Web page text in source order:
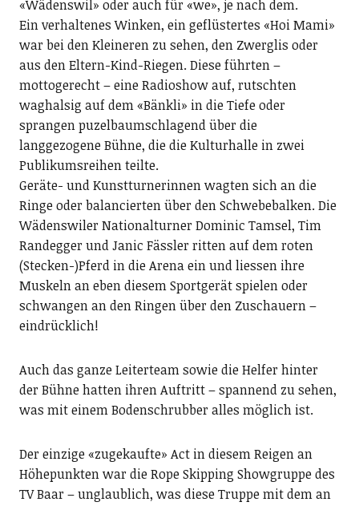
«Wädenswil» oder auch für «we», je nach dem.
Ein verhaltenes Winken, ein geflüstertes «Hoi Mami»
war bei den Kleineren zu sehen, den Zwerglis oder
aus den Eltern-Kind-Riegen. Diese führten –
mottogerecht – eine Radioshow auf, rutschten
waghalsig auf dem «Bänkli» in die Tiefe oder
sprangen puzelbaumschlagend über die
langgezogene Bühne, die die Kulturhalle in zwei
Publikumsreihen teilte.
Geräte- und Kunstturnerinnen wagten sich an die
Ringe oder balancierten über den Schwebebalken. Die
Wädenswiler Nationalturner Dominic Tamsel, Tim
Randegger und Janic Fässler ritten auf dem roten
(Stecken-)Pferd in die Arena ein und liessen ihre
Muskeln an eben diesem Sportgerät spielen oder
schwangen an den Ringen über den Zuschauern –
eindrücklich!
Auch das ganze Leiterteam sowie die Helfer hinter
der Bühne hatten ihren Auftritt – spannend zu sehen,
was mit einem Bodenschrubber alles möglich ist.
Der einzige «zugekaufte» Act in diesem Reigen an
Höhepunkten war die Rope Skipping Showgruppe des
TV Baar – unglaublich, was diese Truppe mit dem an